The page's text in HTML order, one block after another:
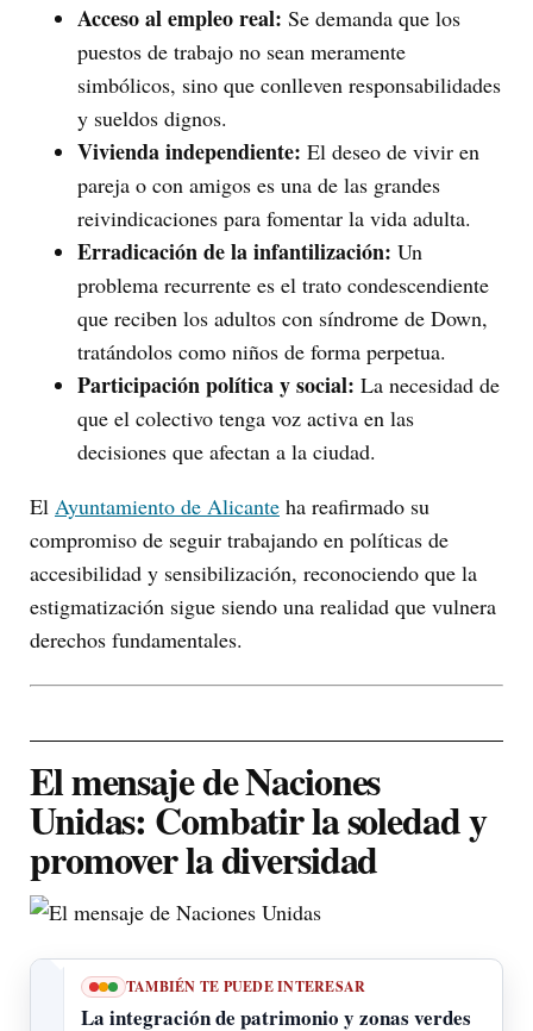
Acceso al empleo real: Se demanda que los
puestos de trabajo no sean meramente
simbólicos, sino que conlleven responsabilidades
y sueldos dignos.
Vivienda independiente: El deseo de vivir en
pareja o con amigos es una de las grandes
reivindicaciones para fomentar la vida adulta.
Erradicación de la infantilización: Un
problema recurrente es el trato condescendiente
que reciben los adultos con síndrome de Down,
tratándolos como niños de forma perpetua.
Participación política y social: La necesidad de
que el colectivo tenga voz activa en las
decisiones que afectan a la ciudad.
El Ayuntamiento de Alicante ha reafirmado su
compromiso de seguir trabajando en políticas de
accesibilidad y sensibilización, reconociendo que la
estigmatización sigue siendo una realidad que vulnera
derechos fundamentales.
El mensaje de Naciones
Unidas: Combatir la soledad y
promover la diversidad
TAMBIÉN TE PUEDE INTERESAR
La integración de patrimonio y zonas verdes